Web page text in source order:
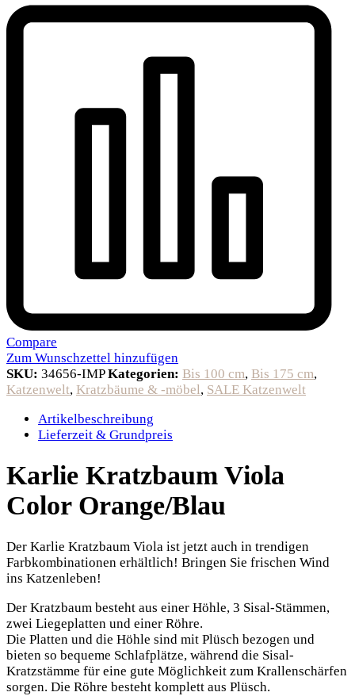
quantity
Compare
Zum Wunschzettel hinzufügen
SKU: 34656-IMPKategorien: Bis 100 cm, Bis 175 cm,
Katzenwelt, Kratzbäume & -möbel, SALE Katzenwelt
Artikelbeschreibung
Lieferzeit & Grundpreis
Karlie Kratzbaum Viola
Color Orange/Blau
Der Karlie Kratzbaum Viola ist jetzt auch in trendigen
Farbkombinationen erhältlich! Bringen Sie frischen Wind
ins Katzenleben!
Der Kratzbaum besteht aus einer Höhle, 3 Sisal-Stämmen,
zwei Liegeplatten und einer Röhre.
Die Platten und die Höhle sind mit Plüsch bezogen und
bieten so bequeme Schlafplätze, während die Sisal-
Kratzstämme für eine gute Möglichkeit zum Krallenschärfen
sorgen. Die Röhre besteht komplett aus Plüsch.